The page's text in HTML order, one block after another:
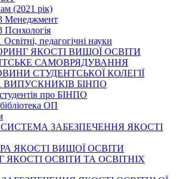
(2021 рік)
Менеджмент
Психологія
Освітні, педагогічні науки
ЯКОСТІ ВИЩОЇ ОСВІТИ
САМОВРЯДУВАННЯ
СТУДЕНТСЬКОЇ КОЛЕГІЇ
ВИПУСКНИКІВ БІНПО
про БІНПО
ОП
ЗАБЕЗПЕЧЕННЯ ЯКОСТІ
ЯКОСТІ ВИЩОЇ ОСВІТИ
ЯКОСТІ ОСВІТИ ТА ОСВІТНІХ